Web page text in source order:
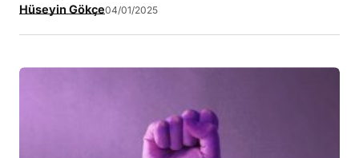
Hüseyin Gökçe04/01/2025